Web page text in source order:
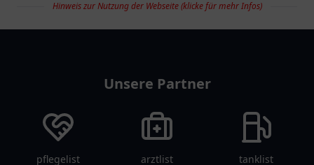
jeden Anlass!
freundlichem Service in
gemütlicher
Hinweis zur Nutzung der Webseite (klicke für mehr Infos)
Unsere Partner
pflegelist arztlist tanklist